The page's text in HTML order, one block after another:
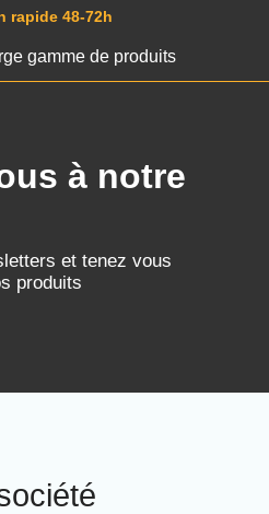
rapide 48-72h
gamme de produits
à notre
et tenez vous
produits